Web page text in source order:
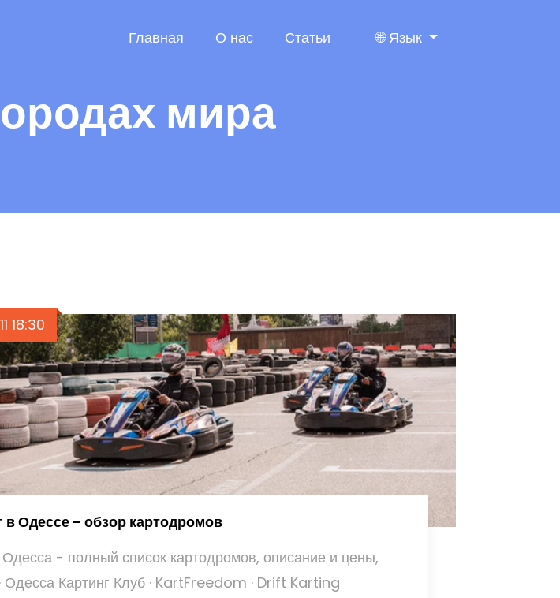
Главная О нас Статьи 🌐Язык
мира
18:30
в Одессе - обзор картодромов
Одесса - полный список картодромов, описание и цены,
Одесса Картинг Клуб · KartFreedom · Drift Karting